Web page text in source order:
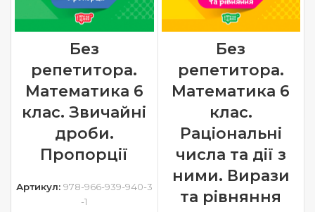
Без
репетитора.
Математика 6
клас. Звичайні
дроби.
Пропорції
Артикул: 978-966-939-940-3
-1
Без
репетитора.
Математика 6
клас.
Раціональні
числа та дії з
ними. Вирази
та рівняння